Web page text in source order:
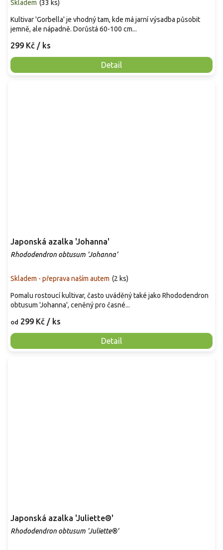
Skladem (33 ks)
299 Kč / ks
Detail
Kultivar 'Gorbella' je vhodný tam, kde má jarní výsadba působit
jemně, ale nápadně. Dorůstá 60-100 cm...
Japonská azalka 'Johanna'
Rhododendron obtusum 'Johanna'
Skladem - přeprava naším autem (2 ks)
od 299 Kč / ks
Detail
Pomalu rostoucí kultivar, často uváděný také jako Rhododendron
obtusum 'Johanna', ceněný pro časné...
Japonská azalka 'Juliette®'
Rhododendron obtusum 'Juliette®'